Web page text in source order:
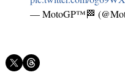
— MotoGP™🏁